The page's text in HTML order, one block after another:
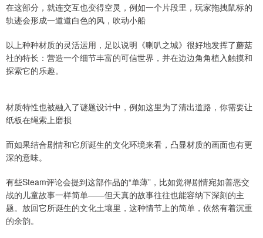
在这部分，就连交互也变得空灵，例如一个片段里，玩家拖拽鼠标的
轨迹会形成一道道白色的风，吹动小船
以上种种材质的灵活运用，足以说明《喇叭之城》很好地发挥了蘑菇
社的特长：营造一个细节丰富的可信世界，并在边边角角植入触摸和
探索它的乐趣。
材质特性也被融入了谜题设计中，例如这里为了清出道路，你需要让
纸板在绳索上磨损
而如果结合剧情和它所诞生的文化环境来看，凸显材质的画面也有更
深的意味。
有些Steam评论会提到这部作品的“单薄”，比如觉得剧情宛如善恶交
战的儿童故事一样简单——但天真的故事往往也能容纳下深刻的主
题。放回它所诞生的文化土壤里，这种情节上的简单，依然有着沉重
的余韵。